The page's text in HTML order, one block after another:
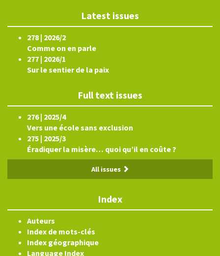
Latest issues
278 | 2026/2
Comme on en parle
277 | 2026/1
Sur le sentier de la paix
Full text issues
276 | 2025/4
Vers une école sans exclusion
275 | 2025/3
Éradiquer la misère… quoi qu’il en coûte ?
All issues
Index
Auteurs
Index de mots-clés
Index géographique
Language Index